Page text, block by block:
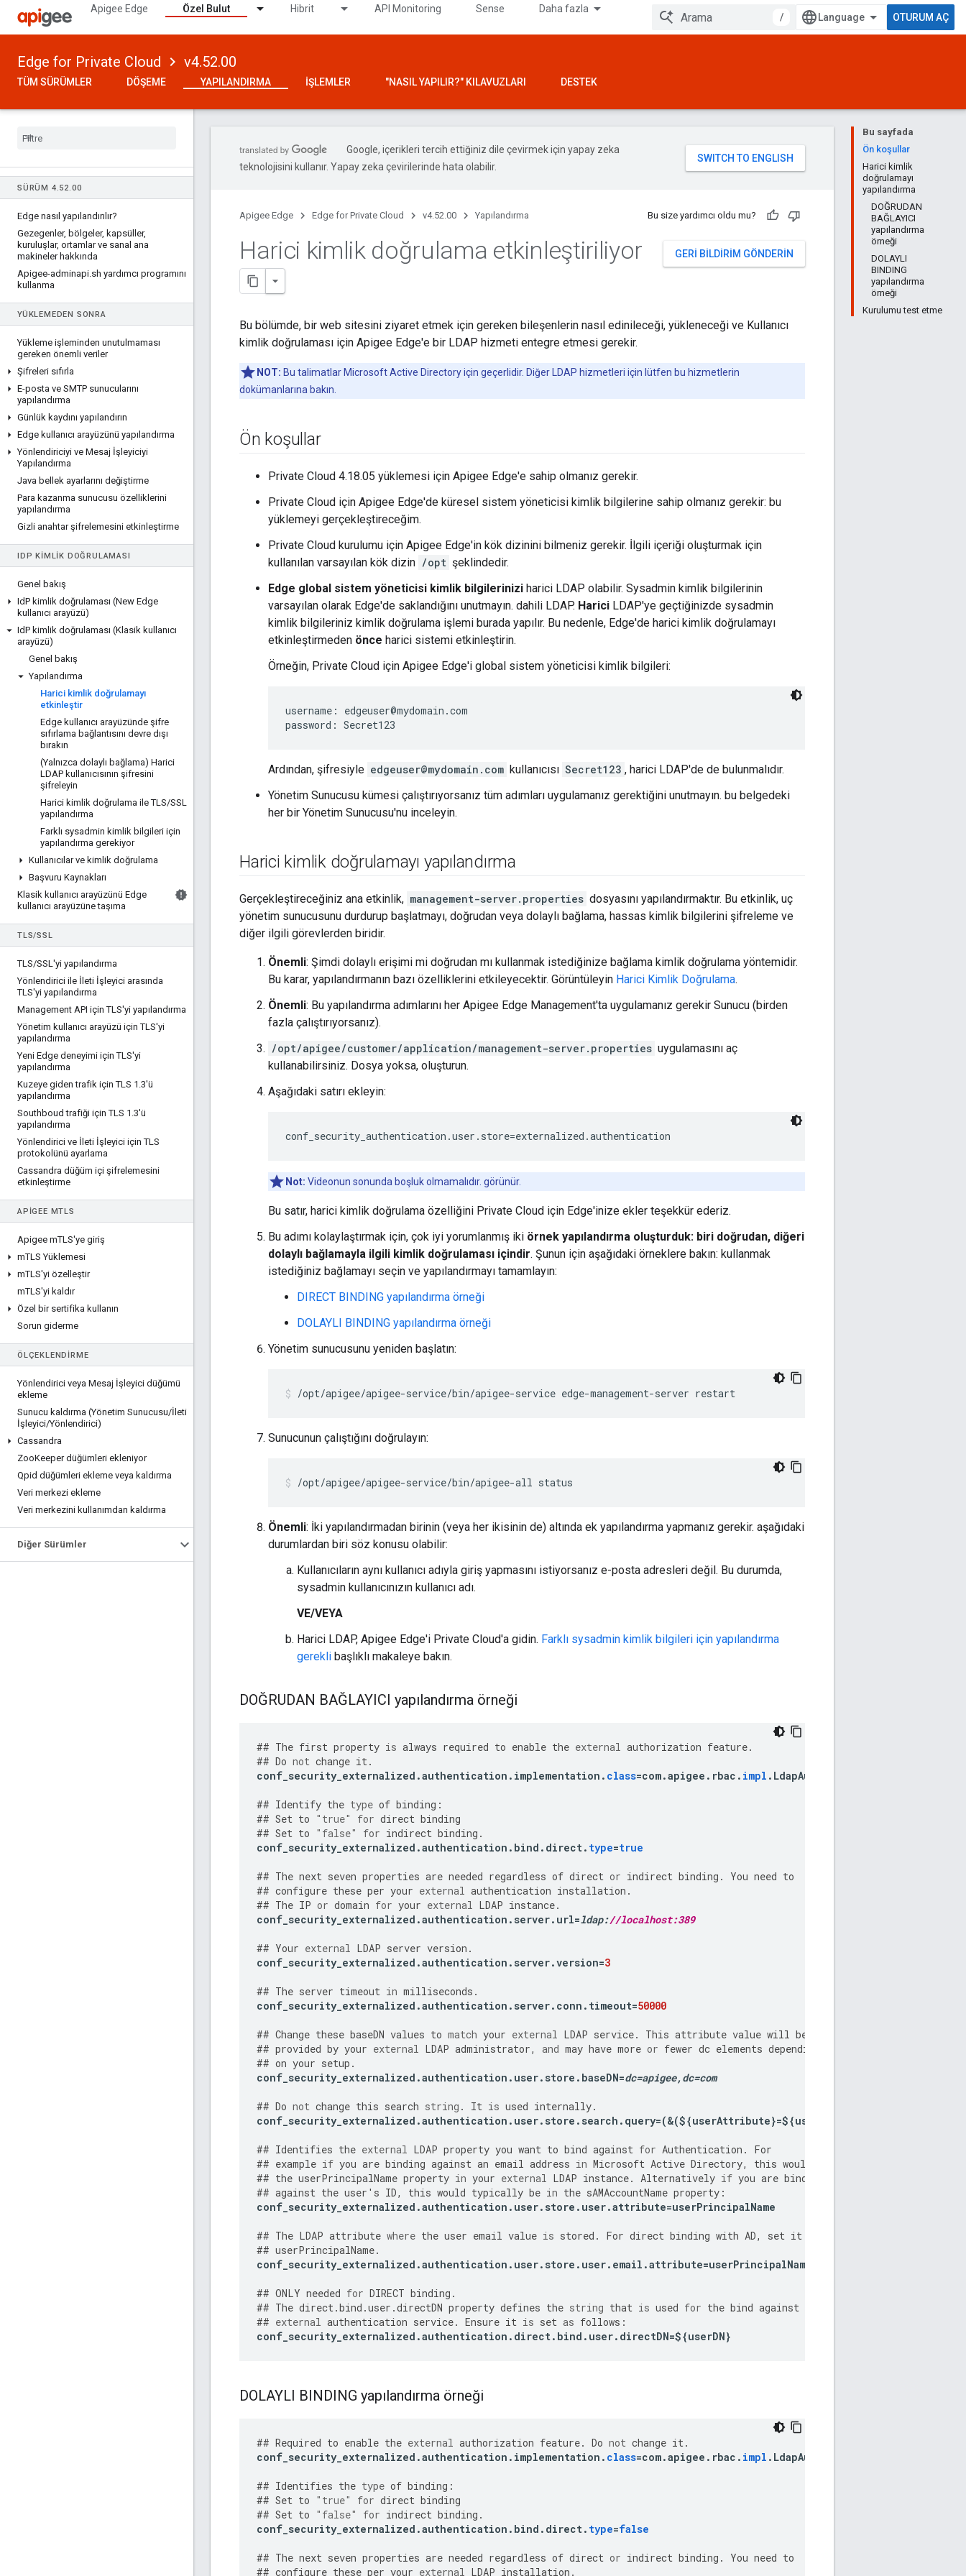
Apigee Edge Özel Bulut Hibrit API Monitoring Sense Daha fazla
/ OTURUM AÇ
Edge for Private Cloud v4.52.00
TÜM SÜRÜMLER DÖŞEME YAPILANDIRMA İŞLEMLER "NASIL YAPILIR?" KILAVUZLARI DESTEK
SÜRÜM 4.52.00
Edge nasıl yapılandırılır?
Gezegenler, bölgeler, kapsüller,
kuruluşlar, ortamlar ve sanal ana
makineler hakkında
Apigee-adminapi.sh yardımcı programını
kullanma
YÜKLEMEDEN SONRA
Yükleme işleminden unutulmaması
gereken önemli veriler
Şifreleri sıfırla
E-posta ve SMTP sunucularını
yapılandırma
Günlük kaydını yapılandırın
Edge kullanıcı arayüzünü yapılandırma
Yönlendiriciyi ve Mesaj İşleyiciyi
Yapılandırma
Java bellek ayarlarını değiştirme
Para kazanma sunucusu özelliklerini
yapılandırma
Gizli anahtar şifrelemesini etkinleştirme
IDP KIMLIK DOĞRULAMASI
Genel bakış
IdP kimlik doğrulaması (New Edge
kullanıcı arayüzü)
IdP kimlik doğrulaması (Klasik kullanıcı
arayüzü)
Genel bakış
Yapılandırma
Harici kimlik doğrulamayı
etkinleştir
Edge kullanıcı arayüzünde şifre
sıfırlama bağlantısını devre dışı
bırakın
(Yalnızca dolaylı bağlama) Harici
LDAP kullanıcısının şifresini
şifreleyin
Harici kimlik doğrulama ile TLS/SSL
yapılandırma
Farklı sysadmin kimlik bilgileri için
yapılandırma gerekiyor
Kullanıcılar ve kimlik doğrulama
Başvuru Kaynakları
Klasik kullanıcı arayüzünü Edge
kullanıcı arayüzüne taşıma
TLS/SSL
TLS/SSL'yi yapılandırma
Yönlendirici ile İleti İşleyici arasında
TLS'yi yapılandırma
Management API için TLS'yi yapılandırma
Yönetim kullanıcı arayüzü için TLS'yi
yapılandırma
Yeni Edge deneyimi için TLS'yi
yapılandırma
Kuzeye giden trafik için TLS 1 .3'ü
yapılandırma
Southboud trafiği için TLS 1 .3'ü
yapılandırma
Yönlendirici ve İleti İşleyici için TLS
protokolünü ayarlama
Cassandra düğüm içi şifrelemesini
etkinleştirme
APIGEE MTLS
Apigee mTLS'ye giriş
mTLS Yüklemesi
mTLS'yi özelleştir
mTLS'yi kaldır
Özel bir sertifika kullanın
Sorun giderme
ÖLÇEKLENDIRME
Yönlendirici veya Mesaj İşleyici düğümü
ekleme
Sunucu kaldırma (Yönetim Sunucusu/İleti
İşleyici/Yönlendirici)
Cassandra
ZooKeeper düğümleri ekleniyor
Qpid düğümleri ekleme veya kaldırma
Veri merkezi ekleme
Veri merkezini kullanımdan kaldırma
Diğer Sürümler
Bu sayfada
Ön koşullar
Harici kimlik
doğrulamayı
yapılandırma
DOĞRUDAN
BAĞLAYICI
yapılandırma
örneği
DOLAYLI
BINDING
yapılandırma
örneği
Kurulumu test etme
Google, içerikleri tercih ettiğiniz dile çevirmek için yapay zeka
teknolojisini kullanır. Yapay zeka çevirilerinde hata olabilir.
Apigee Edge Edge for Private Cloud v4.52.00 Yapılandırma Bu size yardımcı oldu mu?
GERI BILDIRIM GÖNDERIN
Harici kimlik doğrulama etkinleştiriliyor
Bu bölümde, bir web sitesini ziyaret etmek için gereken bileşenlerin nasıl edinileceği, yükleneceği ve Kullanıcı
kimlik doğrulaması için Apigee Edge'e bir LDAP hizmeti entegre etmesi gerekir.
NOT: Bu talimatlar Microsoft Active Directory için geçerlidir. Diğer LDAP hizmetleri için lütfen bu hizmetlerin
dokümanlarına bakın.
Ön koşullar
Private Cloud 4.18.05 yüklemesi için Apigee Edge'e sahip olmanız gerekir.
Private Cloud için Apigee Edge'de küresel sistem yöneticisi kimlik bilgilerine sahip olmanız gerekir: bu
yüklemeyi gerçekleştireceğim.
Private Cloud kurulumu için Apigee Edge'in kök dizinini bilmeniz gerekir. İlgili içeriği oluşturmak için
kullanılan varsayılan kök dizin /opt şeklindedir.
Edge global sistem yöneticisi kimlik bilgilerinizi harici LDAP olabilir. Sysadmin kimlik bilgilerinin
varsayılan olarak Edge'de saklandığını unutmayın. dahili LDAP. Harici LDAP'ye geçtiğinizde sysadmin
kimlik bilgileriniz kimlik doğrulama işlemi burada yapılır. Bu nedenle, Edge'de harici kimlik doğrulamayı
etkinleştirmeden önce harici sistemi etkinleştirin.
Örneğin, Private Cloud için Apigee Edge'i global sistem yöneticisi kimlik bilgileri:
username: edgeuser@mydomain.com
password: Secret123
Ardından, şifresiyle edgeuser@mydomain.com kullanıcısı Secret123 , harici LDAP'de de bulunmalıdır.
Yönetim Sunucusu kümesi çalıştırıyorsanız tüm adımları uygulamanız gerektiğini unutmayın. bu belgedeki
her bir Yönetim Sunucusu'nu inceleyin.
Harici kimlik doğrulamayı yapılandırma
Gerçekleştireceğiniz ana etkinlik, management-server.properties dosyasını yapılandırmaktır. Bu etkinlik, uç
yönetim sunucusunu durdurup başlatmayı, doğrudan veya dolaylı bağlama, hassas kimlik bilgilerini şifreleme ve
diğer ilgili görevlerden biridir.
Önemli: Şimdi dolaylı erişimi mi doğrudan mı kullanmak istediğinize bağlama kimlik doğrulama yöntemidir.
Bu karar, yapılandırmanın bazı özelliklerini etkileyecektir. Görüntüleyin Harici Kimlik Doğrulama.
Önemli: Bu yapılandırma adımlarını her Apigee Edge Management'ta uygulamanız gerekir Sunucu (birden
fazla çalıştırıyorsanız).
/opt/apigee/customer/application/management-server.properties uygulamasını aç
kullanabilirsiniz. Dosya yoksa, oluşturun.
Aşağıdaki satırı ekleyin:
conf_security_authentication.user.store=externalized.authentication
Not: Videonun sonunda boşluk olmamalıdır. görünür.
Bu satır, harici kimlik doğrulama özelliğini Private Cloud için Edge'inize ekler teşekkür ederiz.
Bu adımı kolaylaştırmak için, çok iyi yorumlanmış iki örnek yapılandırma oluşturduk: biri doğrudan, diğeri
dolaylı bağlamayla ilgili kimlik doğrulaması içindir. Şunun için aşağıdaki örneklere bakın: kullanmak
istediğiniz bağlamayı seçin ve yapılandırmayı tamamlayın:
DIRECT BINDING yapılandırma örneği
DOLAYLI BINDING yapılandırma örneği
Yönetim sunucusunu yeniden başlatın:
/opt/apigee/apigee-service/bin/apigee-service edge-management-server restart
Sunucunun çalıştığını doğrulayın:
/opt/apigee/apigee-service/bin/apigee-all status
Önemli: İki yapılandırmadan birinin (veya her ikisinin de) altında ek yapılandırma yapmanız gerekir. aşağıdaki
durumlardan biri söz konusu olabilir:
Kullanıcıların aynı kullanıcı adıyla giriş yapmasını istiyorsanız e-posta adresleri değil. Bu durumda,
sysadmin kullanıcınızın kullanıcı adı.
VE/VEYA
Harici LDAP, Apigee Edge'i Private Cloud'a gidin. Farklı sysadmin kimlik bilgileri için yapılandırma
gerekli başlıklı makaleye bakın.
DOĞRUDAN BAĞLAYICI yapılandırma örneği
## The first property is always required to enable the external authorization feature.
## Do not change it.
conf_security_externalized .authentication . implementation . class=com.apigee . rbac . impl . LdapAuthenticatorImpl
## Identify the type of binding :
## Set to "true" for direct binding
## Set to "false" for indirect binding .
conf_security_externalized .authentication . bind . direct. type=true
## The next seven properties are needed regardless of direct or indirect binding . You need to
## configure these per your external authentication installation .
## The IP or domain for your external LDAP instance.
conf_security_externalized .authentication . server. url=ldap://localhost:389
## Your external LDAP server version .
conf_security_externalized .authentication . server.version=3
## The server timeout in milliseconds .
conf_security_externalized .authentication . server. conn . timeout=50000
## Change these baseDN values to match your external LDAP service. This attribute value will be
## provided by your external LDAP administrator, and may have more or fewer dc elements depending
## on your setup .
conf_security_externalized .authentication . user. store . baseDN=dc=apigee,dc=com
## Do not change this search string . It is used internally.
conf_security_externalized .authentication . user. store . search . query=(&(${userAttribute}=${userId
## Identifies the external LDAP property you want to bind against for Authentication .
For
## example if you are binding against an email address in Microsoft Active Directory, this would
## the userPrincipalName property in your external LDAP instance. Alternatively if you are binding
## against the user ' s ID, this would typically be in the sAMAccountName property :
conf_security_externalized .authentication . user. store . user.attribute=userPrincipalName
## The LDAP attribute where the user email value is stored . For direct binding with AD, set it
## userPrincipalName.
conf_security_externalized .authentication . user. store . user. email .attribute=userPrincipalName
## ONLY needed for DIRECT binding .
## The direct.bind .user .directDN property defines the string that is used for the bind against
## external authentication service. Ensure it is set as follows :
conf_security_externalized .authentication . direct. bind . user. directDN=${userDN}
DOLAYLI BINDING yapılandırma örneği
## Required to enable the external authorization feature. Do not change it.
conf_security_externalized .authentication . implementation . class=com.apigee . rbac . impl . LdapAuthenticatorImpl
## Identifies the type of binding :
## Set to "true" for direct binding
## Set to "false" for indirect binding .
conf_security_externalized .authentication . bind . direct. type=false
## The next seven properties are needed regardless of direct or indirect binding . You need to
## configure these per your external LDAP installation .